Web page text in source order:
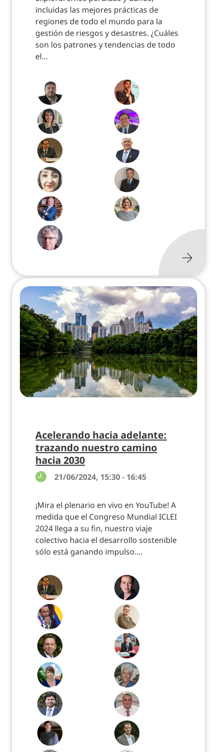
incluidas las mejores prácticas de
regiones de todo el mundo para la
gestión de riesgos y desastres. ¿Cuáles
son los patrones y tendencias de todo
el…
Acelerando hacia adelante:
trazando nuestro camino
hacia 2030
21/06/2024, 15:30 - 16:45
¡Mira el plenario en vivo en YouTube! A
medida que el Congreso Mundial ICLEI
2024 llega a su fin, nuestro viaje
colectivo hacia el desarrollo sostenible
sólo está ganando impulso.…